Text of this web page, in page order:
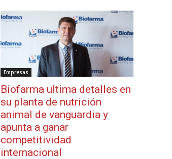
Empresas
Biofarma ultima detalles en
su planta de nutrición
animal de vanguardia y
apunta a ganar
competitividad
internacional